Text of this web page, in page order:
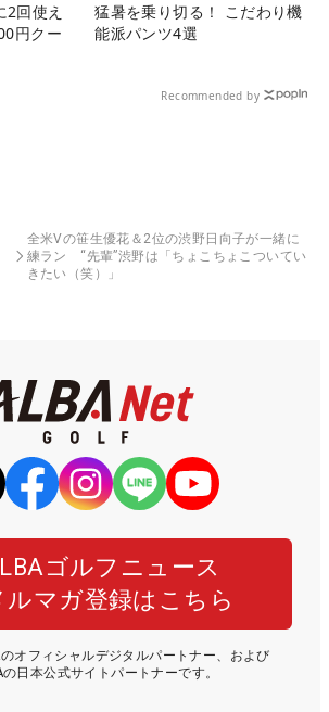
回使え
円クー
猛暑を乗り切る！ こだわり機
能派パンツ4選
Recommended by
全米Vの笹生優花＆2位の渋野日向子が一緒に
練ラン “先輩”渋野は「ちょこちょこついてい
きたい（笑）」
ゴルフニュース
ルマガ登録はこちら
オフィシャルデジタルパートナー、および
の日本公式サイトパートナーです。